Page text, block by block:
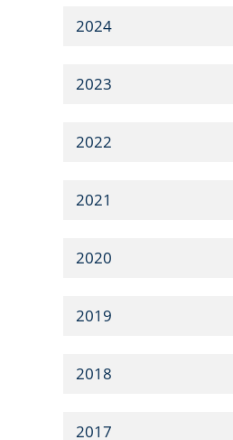
2024
2023
2022
2021
2020
2019
2018
2017